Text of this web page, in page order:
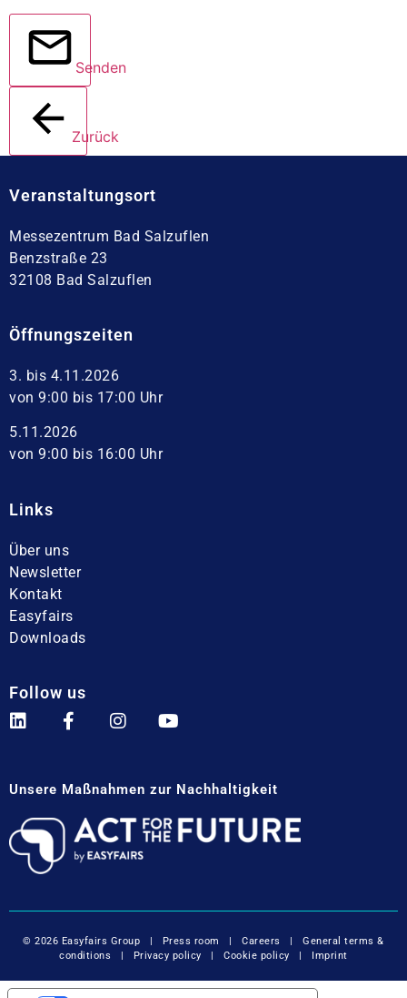
Senden
Zurück
Veranstaltungsort
Messezentrum Bad Salzuflen
Benzstraße 23
32108 Bad Salzuflen
Öffnungszeiten
3. bis 4.11.2026
von 9:00 bis 17:00 Uhr
5.11.2026
von 9:00 bis 16:00 Uhr
Links
Über uns
Newsletter
Kontakt
Easyfairs
Downloads
Follow us
Unsere Maßnahmen zur Nachhaltigkeit
© 2026 Easyfairs Group Press room |Careers |General terms &
conditions
Privacy policy |Cookie policy Imprint